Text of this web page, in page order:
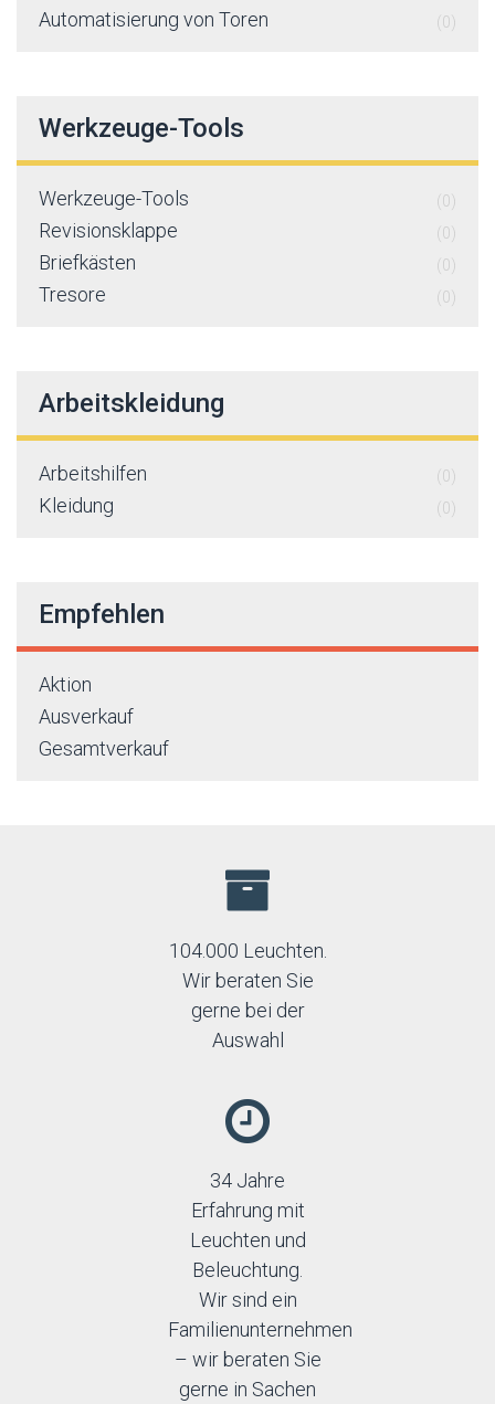
Automatisierung von Toren (0)
Werkzeuge-Tools
Werkzeuge-Tools (0)
Revisionsklappe (0)
Briefkästen (0)
Tresore (0)
Arbeitskleidung
Arbeitshilfen (0)
Kleidung (0)
Empfehlen
Aktion
Ausverkauf
Gesamtverkauf
104.000 Leuchten.
Wir beraten Sie
gerne bei der
Auswahl
34 Jahre
Erfahrung mit
Leuchten und
Beleuchtung.
Wir sind ein
Familienunternehmen
– wir beraten Sie
gerne in Sachen